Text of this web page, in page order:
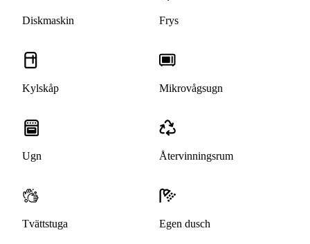
Diskmaskin Frys
Kylskåp Mikrovågsugn
Ugn Återvinningsrum
Tvättstuga Egen dusch